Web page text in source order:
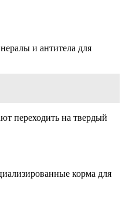
и антитела для
переходить на твердый
корма для